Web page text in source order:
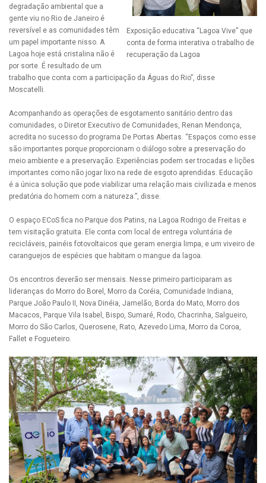
Exposição educativa “Lagoa Vive” que
conta de forma interativa o trabalho de
recuperação da Lagoa
degradação ambiental que a
gente viu no Rio de Janeiro é
reversível e as comunidades têm
um papel importante nisso. A
Lagoa hoje está cristalina não é
por sorte. É resultado de um
trabalho que conta com a participação da Águas do Rio”, disse
Moscatelli.
Acompanhando as operações de esgotamento sanitário dentro das
comunidades, o Diretor Executivo de Comunidades, Renan Mendonça,
acredita no sucesso do programa De Portas Abertas. “Espaços como esse
são importantes porque proporcionam o diálogo sobre a preservação do
meio ambiente e a preservação. Experiências podem ser trocadas e lições
importantes como não jogar lixo na rede de esgoto aprendidas. Educação
é a única solução que pode viabilizar uma relação mais civilizada e menos
predatória do homem com a natureza.”, disse.
O espaço ECoS fica no Parque dos Patins, na Lagoa Rodrigo de Freitas e
tem visitação gratuita. Ele conta com local de entrega voluntária de
recicláveis, painéis fotovoltaicos que geram energia limpa, e um viveiro de
caranguejos de espécies que habitam o mangue da lagoa.
Os encontros deverão ser mensais. Nesse primeiro participaram as
lideranças do Morro do Borel, Morro da Coréia, Comunidade Indiana,
Parque João Paulo II, Nova Dinéia, Jamelão, Borda do Mato, Morro dos
Macacos, Parque Vila Isabel, Bispo, Sumaré, Rodo, Chacrinha, Salgueiro,
Morro do São Carlos, Querosene, Rato, Azevedo Lima, Morro da Coroa,
Fallet e Fogueteiro.